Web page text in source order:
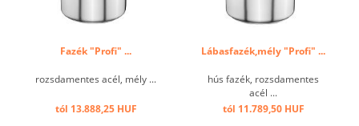
Fazék "Profi" ...
rozsdamentes acél, mély ...
tól 13.888,25 HUF
Lábasfazék,mély "Profi" ...
hús fazék, rozsdamentes
acél ...
tól 11.789,50 HUF